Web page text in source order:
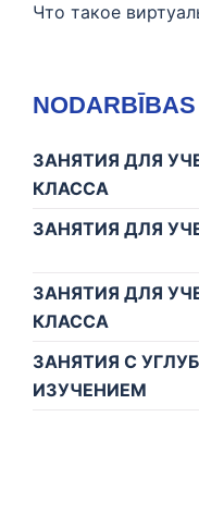
Что такое
NODARBĪBAS
ЗАНЯТИЯ ДЛЯ
КЛАССА
ЗАНЯТИЯ ДЛЯ
ЗАНЯТИЯ ДЛЯ
КЛАССА
ЗАНЯТИЯ С
ИЗУЧЕНИЕМ